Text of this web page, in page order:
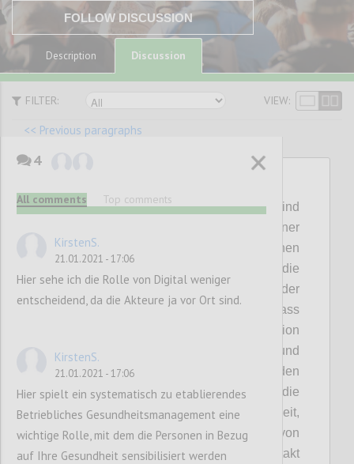
FOLLOW DISCUSSION
Description Discussion
FILTER: VIEW:
<< Previous paragraphs
Die Mitarbeitendeder Gesundheitsberufe sind
je nach Fachgebiet und Einsatzort einer
hohen physischen und psychischen
sind die
in dieser Zeit
der
Schutzkonzepte
sensibilisiert, dass
und Kommunikation
neben Essen, Trinken, Körperhygien
e und
Schlaf zu den Grundbedürfnissen eines jeden
einzelnen gehören? Inwieweit achte die
Mitarbeitendenaufihre eigene Gesundheit,
ind emsie“Atempausen” beim Tragen von
FFP2 Masken einlegen?Den Kontakt
4
All comments Top comments
KirstenS.
21.01.2021 - 17:06
Hier sehe ich die Rolle von Digital weniger
entscheidend, da die Akteure ja vor Ort sind.
KirstenS.
21.01.2021 - 17:06
Hier spielt ein systematisch zu etablierendes
Betriebliches Gesundheitsmanagement eine
wichtige Rolle, mit dem die Personen in Bezug
auf Ihre Gesundheit sensibilisiert werden